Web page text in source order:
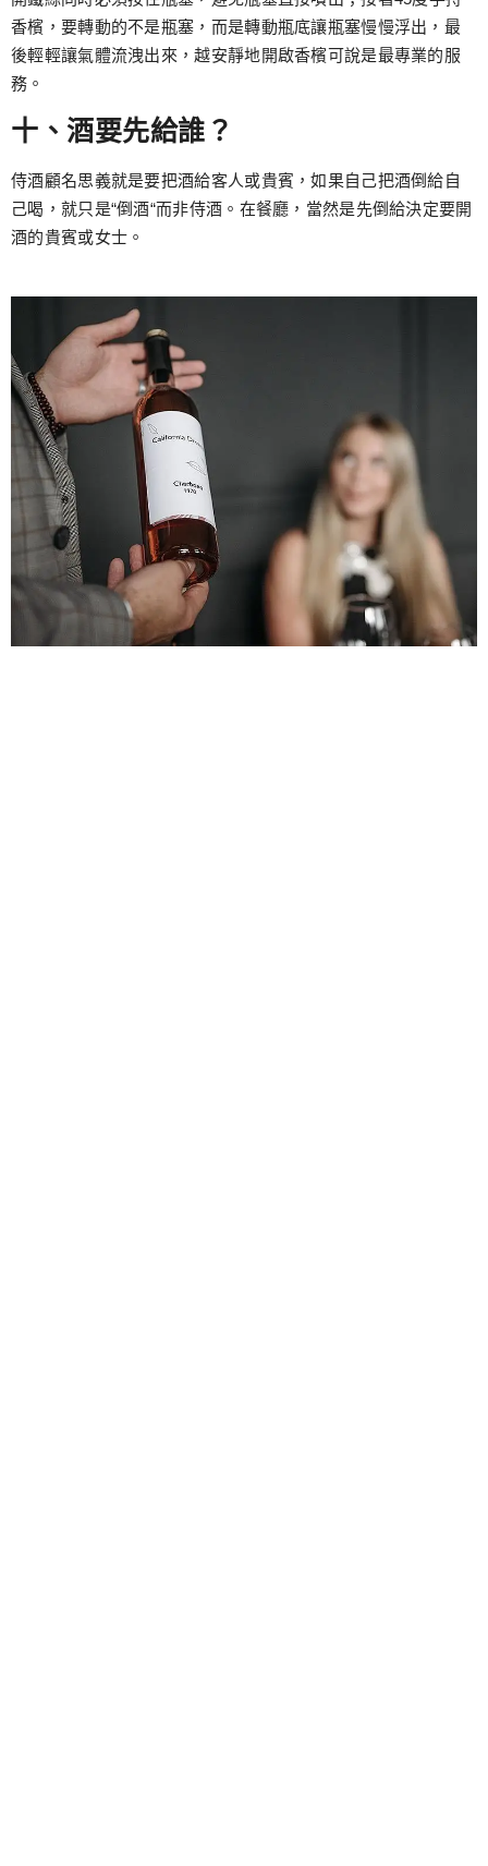
香檳，要轉動的不是瓶塞，而是轉動瓶底讓瓶塞慢慢浮出，最
後輕輕讓氣體流洩出來，越安靜地開啟香檳可說是最專業的服
務。
十、酒要先給誰？
侍酒顧名思義就是要把酒給客人或貴賓，如果自己把酒倒給自
己喝，就只是“倒酒“而非侍酒。在餐廳，當然是先倒給決定要開
酒的貴賓或女士。